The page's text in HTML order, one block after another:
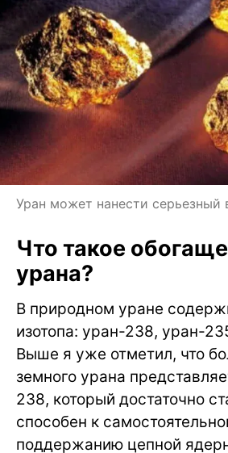
Уран может нанести серьезный
Что такое
урана?
В природном уране
изотопа: уран-238, уран-
Выше я уже отметил, что
земного урана
238, который достаточно
способен к
поддержанию цепной